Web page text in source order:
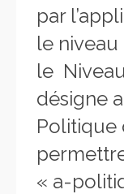
par
le
le
désigne
Politique
« a-